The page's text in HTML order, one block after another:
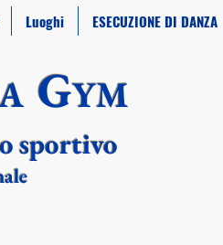
Luoghi ESECUZIONE DI DANZA
GYM​
sportivo